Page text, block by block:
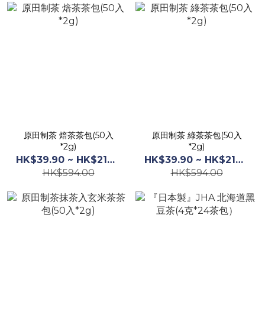
原田制茶 焙茶茶包(50入
*2g)
HK$39.90 ~ HK$219.00
HK$594.00
原田制茶 綠茶茶包(50入
*2g)
HK$39.90 ~ HK$219.00
HK$594.00